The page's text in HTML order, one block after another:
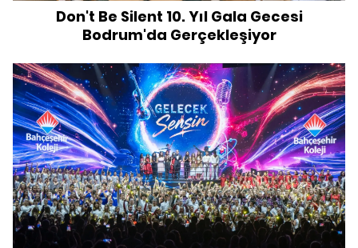
Don't Be Silent 10. Yıl Gala Gecesi
Bodrum'da Gerçekleşiyor